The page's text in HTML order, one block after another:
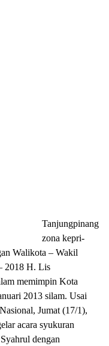
Tanjungpinang
zona kepri-
Walikota – Wakil
2018 H. Lis
memimpin Kota
2013 silam. Usai
Jumat (17/1),
acara syukuran
dengan